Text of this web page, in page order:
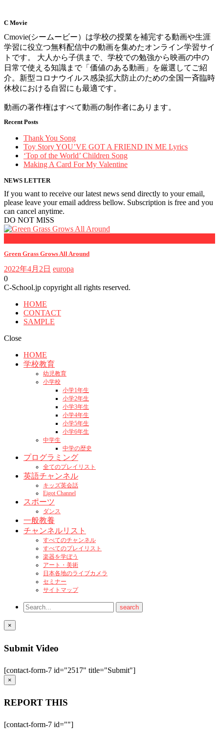
C Movie
Cmovie(シームービー）は学校の授業を補完する動画や生涯
学習に役立つ無料配信中の動画を集めたオンライン学習サイ
トです。 大人から子供まで、学校での勉強から映画の中の
日常で使える知識まで「価値のある動画」を厳選してご紹
介。新型コロナウイルス感染拡大防止のための全国一斉臨時
休校における自習にも最適です。
動画の著作権はすべて動画の制作者にあります。
Recent Posts
Thank You Song
Toy Story YOU’VE GOT A FRIEND IN ME Lyrics
‘Top of the World’ Children Song
Making A Card For My Valentine
NEWS LETTER
If you want to receive our latest news send directly to your email,
please leave your email address bellow. Subscription is free and you
can cancel anytime.
DO NOT MISS
Green Grass Grows All Around
2022年4月2日 europa
0
C-School.jp copyright all rights reserved.
HOME
CONTACT
SAMPLE
Close
HOME
学校教育
幼児教育
小学校
小学1年生
小学2年生
小学3年生
小学4年生
小学5年生
小学6年生
中学生
中学の歴史
プログラミング
全てのプレイリスト
英語チャンネル
キッズ英会話
Eigot Channel
スポーツ
ダンス
一般教養
チャンネルリスト
すべてのチャンネル
すべてのプレイリスト
楽器を学ぼう
アート・美術
日本各地のライブカメラ
セミナー
サイトマップ
×
Submit Video
[contact-form-7 id="2517" title="Submit"]
×
REPORT THIS
[contact-form-7 id=""]